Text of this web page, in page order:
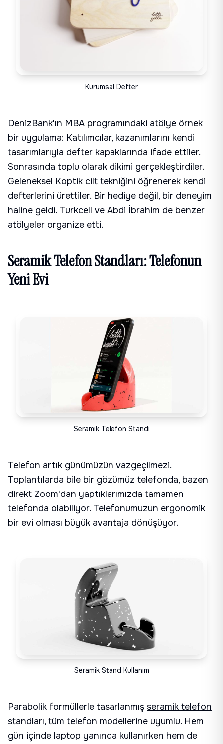
Kurumsal Defter
DenizBank'ın MBA programındaki atölye örnek
bir uygulama: Katılımcılar, kazanımlarını kendi
tasarımlarıyla defter kapaklarında ifade ettiler.
Sonrasında toplu olarak dikimi gerçekleştirdiler.
Geleneksel Koptik cilt tekniğini öğrenerek kendi
defterlerini ürettiler. Bir hediye değil, bir deneyim
haline geldi. Turkcell ve Abdi İbrahim de benzer
atölyeler organize etti.
Seramik Telefon Standları: Telefonun
Yeni Evi
Seramik Telefon Standı
Telefon artık günümüzün vazgeçilmezi.
Toplantılarda bile bir gözümüz telefonda, bazen
direkt Zoom'dan yaptıklarımızda tamamen
telefonda olabiliyor. Telefonumuzun ergonomik
bir evi olması büyük avantaja dönüşüyor.
Seramik Stand Kullanım
Parabolik formüllerle tasarlanmış seramik telefon
standları, tüm telefon modellerine uyumlu. Hem
gün içinde laptop yanında kullanırken hem de